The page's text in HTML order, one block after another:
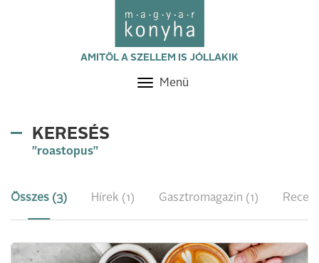
AMITŐL A SZELLEM IS JÓLLAKIK
Toggle
Menü
KERESÉS
"roastopus"
Összes (3) Hírek (1) Gasztromagazin (1)